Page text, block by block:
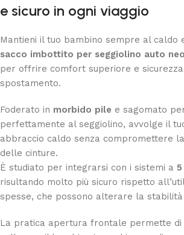
e sicuro in ogni viaggio
Mantieni il tuo bambino sempre al caldo
sacco imbottito per seggiolino auto
per offrire comfort superiore e
spostamento.
Foderato in morbido pile e sagomato
perfettamente al seggiolino, avvolge il
abbraccio caldo senza compromettere
delle cinture.
È studiato per integrarsi con i sistemi a
risultando molto più sicuro rispetto
spesse, che possono alterare la stabilità
La pratica apertura frontale permette di